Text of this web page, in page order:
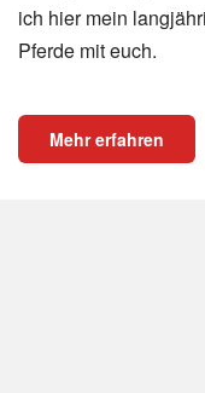
ich hier mein
Pferde mit euch.
Mehr erfahren